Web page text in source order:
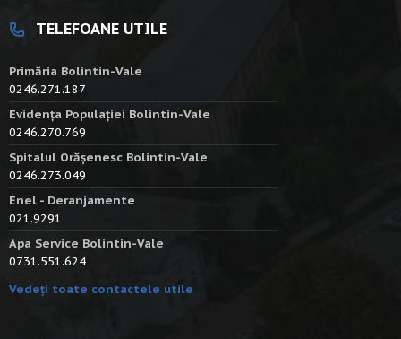
TELEFOANE UTILE
Primăria Bolintin-Vale
0246.271.187
Evidența Populației Bolintin-Vale
0246.270.769
Spitalul Orășenesc Bolintin-Vale
0246.273.049
Enel - Deranjamente
021.9291
Apa Service Bolintin-Vale
0731.551.624
Vedeți toate contactele utile